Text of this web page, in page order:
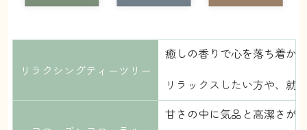
リラクシングティーツリー
癒しの香りで心を落ち着か
リラックスしたい方や、就
甘さの中に気品と高潔さが